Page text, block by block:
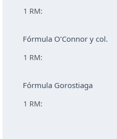
1 RM:
Fórmula O’Connor y col.
1 RM:
Fórmula Gorostiaga
1 RM: